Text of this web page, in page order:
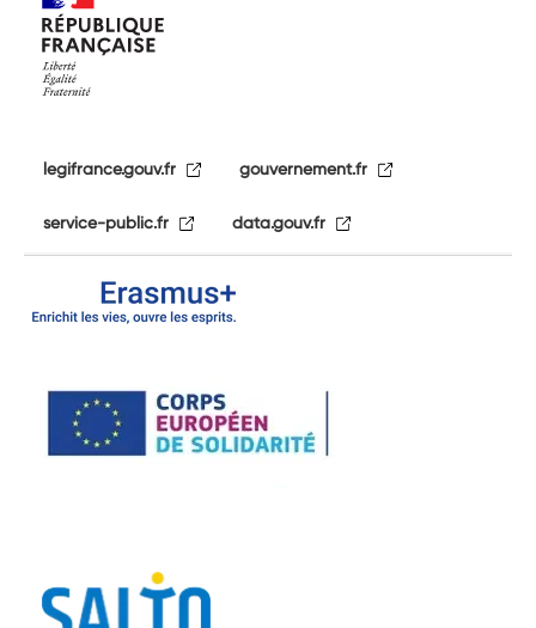
legifrance.gouv.fr gouvernement.fr
service-public.fr data.gouv.fr